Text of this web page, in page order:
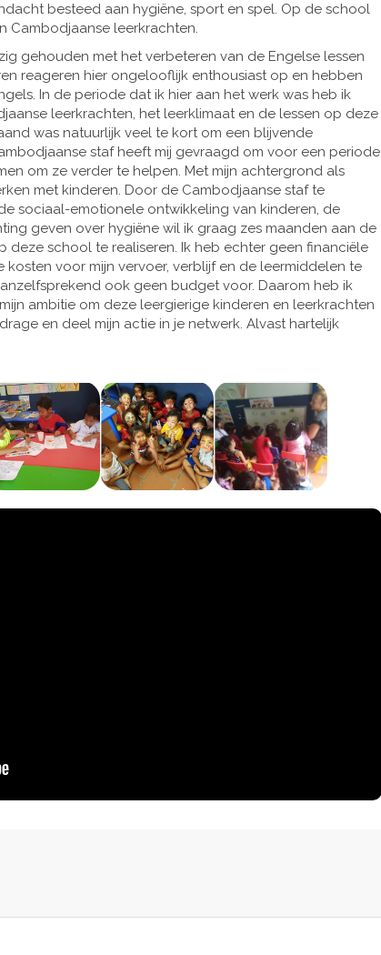
besteed aan hygiëne, sport en spel. Op de school
Cambodjaanse leerkrachten.
gehouden met het verbeteren van de Engelse lessen
reageren hier ongelooflijk enthousiast op en hebben
In de periode dat ik hier aan het werk was heb ik
leerkrachten, het leerklimaat en de lessen op deze
was natuurlijk veel te kort om een blijvende
staf heeft mij gevraagd om voor een periode
om ze verder te helpen. Met mijn achtergrond als
met kinderen. Door de Cambodjaanse staf te
sociaal-emotionele ontwikkeling van kinderen, de
geven over hygiëne wil ik graag zes maanden aan de
deze school te realiseren. Ik heb echter geen financiële
voor mijn vervoer, verblijf en de leermiddelen te
ook geen budget voor. Daarom heb ik
ambitie om deze leergierige kinderen en leerkrachten
en deel mijn actie in je netwerk. Alvast hartelijk